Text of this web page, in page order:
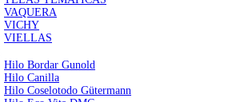
VAQUERA
VICHY
VIELLAS
Hilo Bordar Gunold
Hilo Canilla
Hilo Coselotodo Gütermann